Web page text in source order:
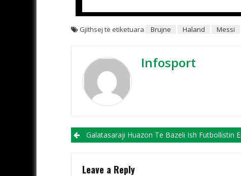
Gjithsej të etiketuara Brujne Haland Messi
Infosport
Post navigation
Galatasaraji Huazon Te Bazeli Ish Futbollistin E Barcelonës
Leave a Reply